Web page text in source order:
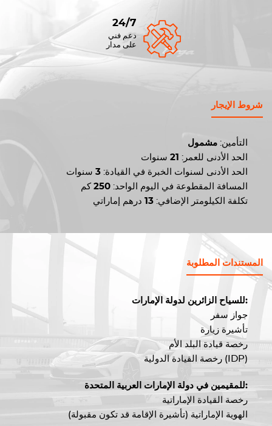
24/7
دعم فني
على مدار
شروط الإيجار
التأمين: مشمول
الحد الأدنى للعمر: 21 سنوات
الحد الأدنى لسنوات الخبرة في القيادة: 3 سنوات
المسافة المقطوعة في اليوم الواحد: 250 كم
تكلفة الكيلومتر الإضافي: 13 درهم إماراتي
المستندات المطلوبة
للسياح الزائرين لدولة الإمارات:
جواز سفر
تأشيرة زيارة
رخصة قيادة البلد الأم
رخصة القيادة الدولية (IDP)
للمقيمين في دولة الإمارات العربية المتحدة:
رخصة القيادة الإماراتية
الهوية الإماراتية (تأشيرة الإقامة قد تكون مقبولة)